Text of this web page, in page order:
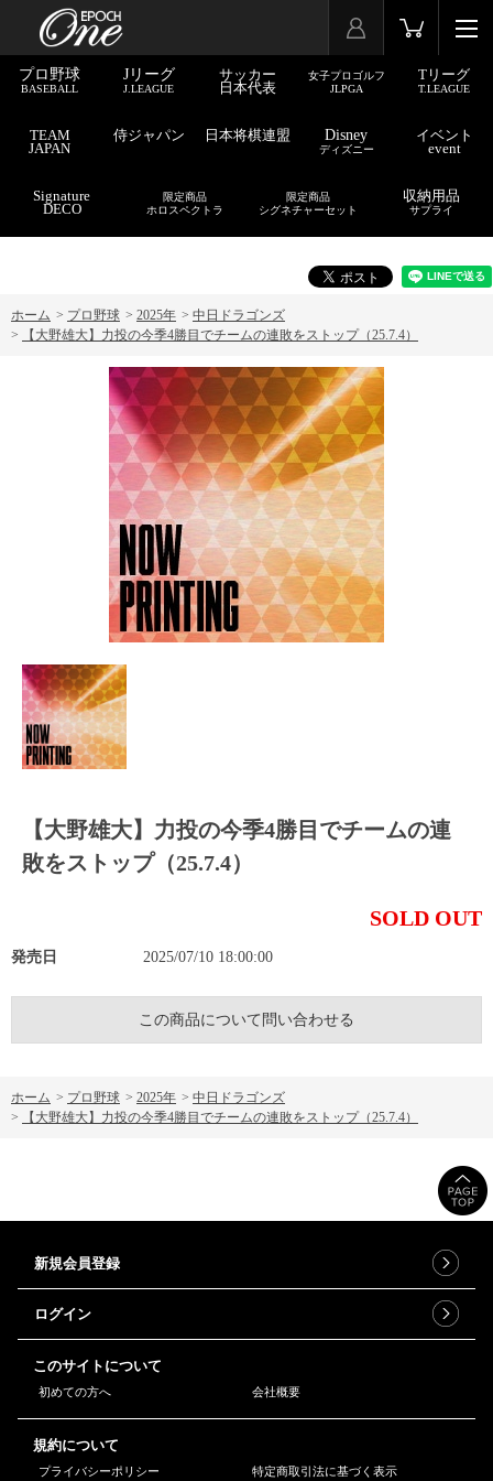
プロ野球
BASEBALL
Jリーグ
J.LEAGUE
サッカー
日本代表
女子プロゴルフ
JLPGA
Tリーグ
T.LEAGUE
TEAM
JAPAN
侍ジャパン 日本将棋連盟 Disney
ディズニー
イベント
event
Signature
DECO
限定商品
ホロスペクトラ
限定商品
シグネチャーセット
収納用品
サプライ
ホーム > プロ野球 > 2025年 > 中日ドラゴンズ
>
【大野雄大】力投の今季4勝目でチームの連敗をストップ（25.7.4）
【大野雄大】力投の今季4勝目でチームの連
敗をストップ（25.7.4）
SOLD OUT
発売日 2025/07/10 18:00:00
この商品について問い合わせる
ホーム > プロ野球 > 2025年 > 中日ドラゴンズ
>
【大野雄大】力投の今季4勝目でチームの連敗をストップ（25.7.4）
新規会員登録
ログイン
このサイトについて
初めての方へ 会社概要
規約について
プライバシーポリシー 特定商取引法に基づく表示